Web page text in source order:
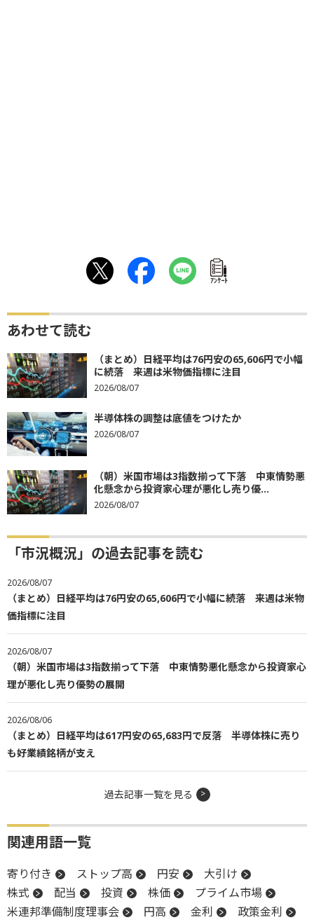
ｱﾝｹｰﾄ
あわせて読む
（まとめ）日経平均は76円安の65,606円で小幅
に続落 来週は米物価指標に注目
2026/08/07
半導体株の調整は底値をつけたか
2026/08/07
（朝）米国市場は3指数揃って下落 中東情勢悪
化懸念から投資家心理が悪化し売り優...
2026/08/07
「市況概況」の過去記事を読む
2026/08/07
（まとめ）日経平均は76円安の65,606円で小幅に続落 来週は米物
価指標に注目
2026/08/07
（朝）米国市場は3指数揃って下落 中東情勢悪化懸念から投資家心
理が悪化し売り優勢の展開
2026/08/06
（まとめ）日経平均は617円安の65,683円で反落 半導体株に売り
も好業績銘柄が支え
過去記事一覧を見る
関連用語一覧
寄り付き ストップ高 円安
大引け
株式
配当 投資 株価
プライム市場
米連邦準備制度理事会
円高 金利
政策金利